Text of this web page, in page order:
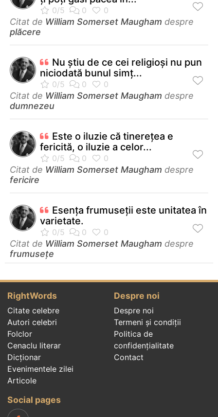
Citat de William Somerset Maugham despre
plăcere
Nu ştiu de ce cei religioşi nu pun
niciodată bunul simţ...
Citat de William Somerset Maugham despre
dumnezeu
Este o iluzie că tinereţea e
fericită, o iluzie a celor...
Citat de William Somerset Maugham despre
fericire
Esenţa frumuseţii este unitatea în
varietate.
Citat de William Somerset Maugham despre
frumusețe
RightWords
Citate celebre
Autori celebri
Folclor
Cenaclu literar
Dicționar
Evenimentele zilei
Articole
Despre noi
Despre noi
Termeni și condiții
Politica de
confidenţialitate
Contact
Social pages